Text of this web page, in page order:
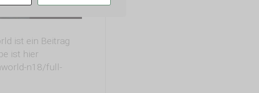
ist ein Beitrag
ist hier
n18/full-